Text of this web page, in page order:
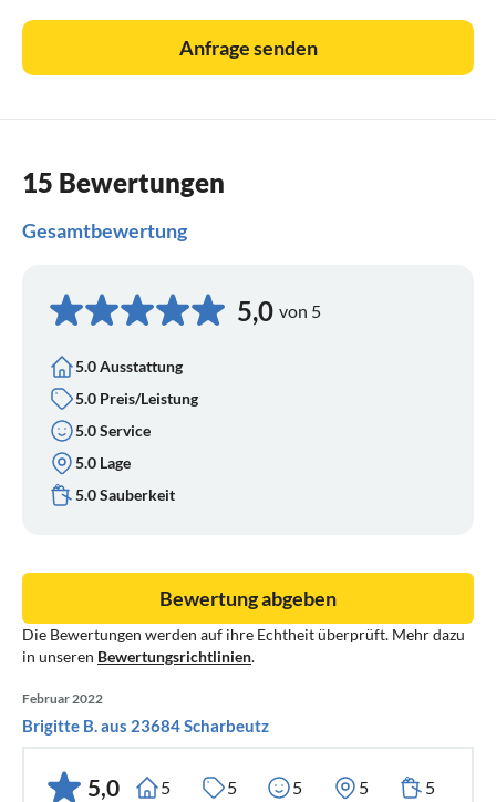
Im bergigen Hinterland von Denia finden Sie wunderbare
Wanderziele, anspruchsvolle Fahrradstrecken,
Anfrage senden
15 Bewertungen
Gesamtbewertung
5,0 von 5
5.0 Ausstattung
5.0 Preis/Leistung
5.0 Service
5.0 Lage
5.0 Sauberkeit
Die Bewertungen werden auf ihre Echtheit überprüft. Mehr dazu
in unseren Bewertungsrichtlinien.
Bewertung abgeben
Februar 2022
Brigitte B. aus 23684 Scharbeutz
5,0 5 5 5 5 5